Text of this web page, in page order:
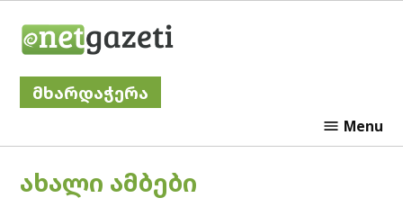
მხარდაჭერა
Menu
POSTED
ᲐᲮᲐᲚᲘ ᲐᲛᲑᲔᲑᲘ